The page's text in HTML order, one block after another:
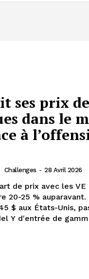
ses prix
dans le
à
Challenges - 28 Avril 2026
de prix avec les VE
20-25 % auparavant.
$ aux États-Unis,
Y d'entrée de